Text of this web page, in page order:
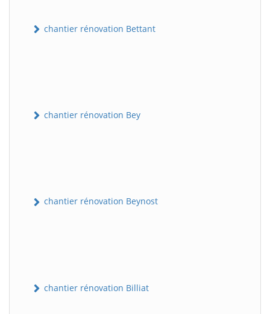
chantier rénovation Bettant
chantier rénovation Bey
chantier rénovation Beynost
chantier rénovation Billiat